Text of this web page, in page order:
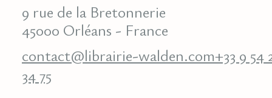
9 rue de la Bretonnerie
45000 Orléans - France
contact@librairie-walden.com+33 9 54
34 75